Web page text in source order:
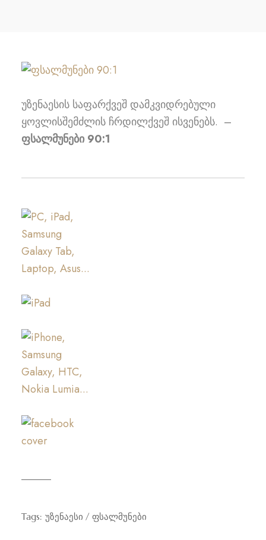
უზენაესის საფარქვეშ დამკვიდრებული
ყოვლისშემძლის ჩრდილქვეშ ისვენებს. –
ფსალმუნები 90:1
Tags: უზენაესი ფსალმუნები